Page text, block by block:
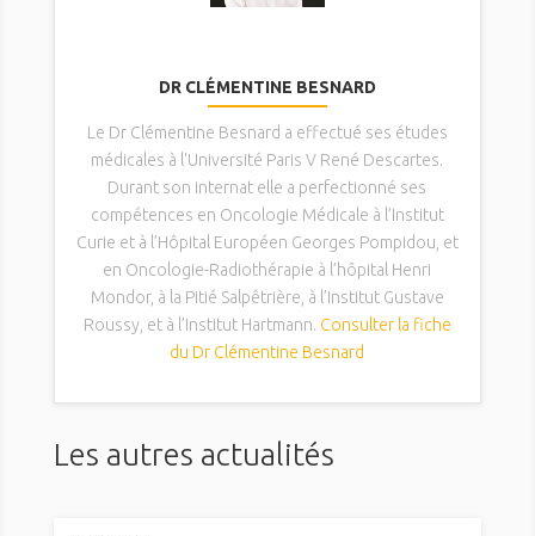
DR CLÉMENTINE BESNARD
Le Dr Clémentine Besnard a effectué ses études
médicales à l'Université Paris V René Descartes.
Durant son internat elle a perfectionné ses
compétences en Oncologie Médicale à l’Institut
Curie et à l’Hôpital Européen Georges Pompidou, et
en Oncologie-Radiothérapie à l’hôpital Henri
Mondor, à la Pitié Salpêtrière, à l’Institut Gustave
Roussy, et à l’Institut Hartmann. Consulter la fiche
du Dr Clémentine Besnard
Les autres actualités